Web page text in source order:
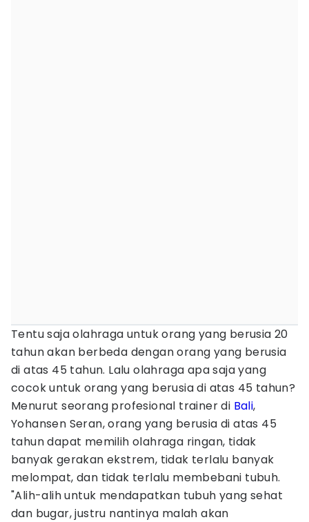
Tentu saja olahraga untuk orang yang berusia 20
tahun akan berbeda dengan orang yang berusia
di atas 45 tahun. Lalu olahraga apa saja yang
cocok untuk orang yang berusia di atas 45 tahun?
Menurut seorang profesional trainer di Bali,
Yohansen Seran, orang yang berusia di atas 45
tahun dapat memilih olahraga ringan, tidak
banyak gerakan ekstrem, tidak terlalu banyak
melompat, dan tidak terlalu membebani tubuh.
"Alih-alih untuk mendapatkan tubuh yang sehat
dan bugar, justru nantinya malah akan